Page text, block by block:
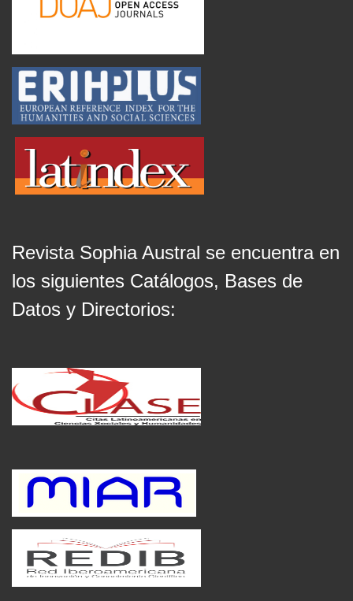
Revista Sophia Austral se encuentra en
los siguientes Catálogos, Bases de
Datos y Directorios: